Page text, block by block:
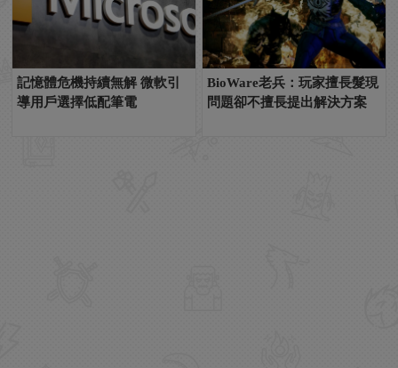
記憶體危機持續無解 微軟引
導用戶選擇低配筆電
BioWare老兵：玩家擅長髮現
問題卻不擅長提出解決方案